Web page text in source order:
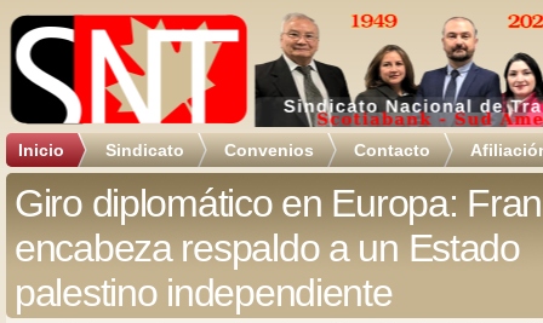
Inicio Sindicato Convenios Contacto
Giro diplomático en Europa:
encabeza respaldo a un Estado
palestino independiente